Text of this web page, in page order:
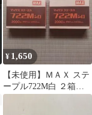
¥ 1,650
【未使用】ＭＡＸ ステ
ープル722M白 ２箱セ
ット